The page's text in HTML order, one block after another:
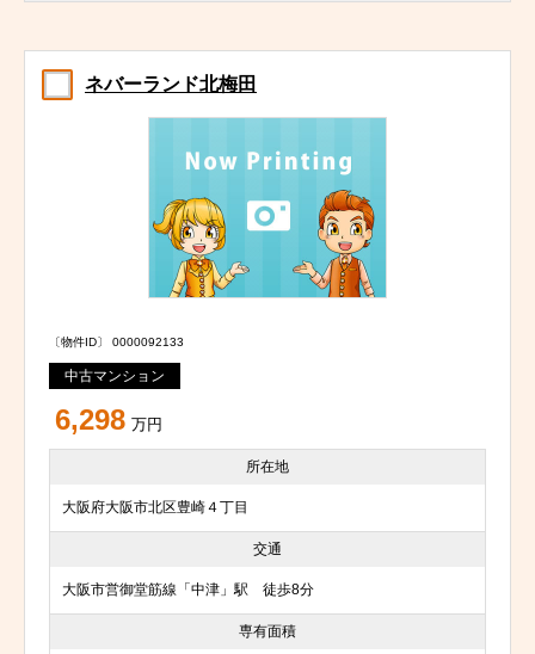
ネバーランド北梅田
〔物件ID〕 0000092133
中古マンション
6,298 万円
所在地
大阪府大阪市北区豊崎４丁目
交通
大阪市営御堂筋線「中津」駅 徒歩8分
専有面積